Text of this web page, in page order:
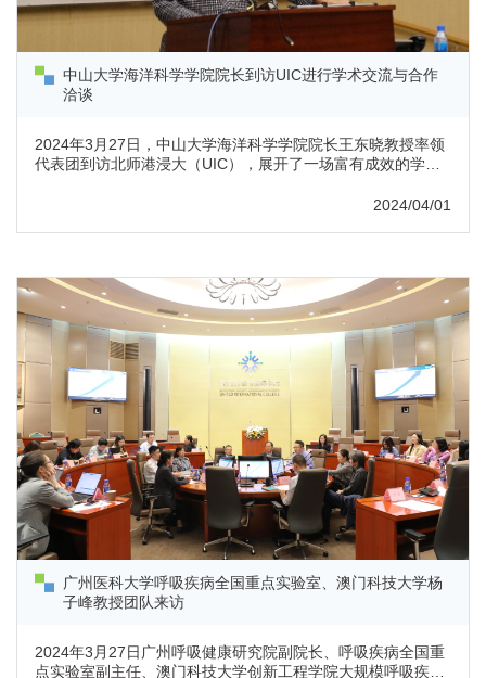
中山大学海洋科学学院院长到访UIC进行学术交流与合作
洽谈
2024年3月27日，中山大学海洋科学学院院长王东晓教授率领
代表团到访北师港浸大（UIC），展开了一场富有成效的学术
副系主任詹肇泰副教授之邀，王东晓教授为UIC师生作了题
学领域的前沿技术与研究成果...
2024/04/01
广州医科大学呼吸疾病全国重点实验室、澳门科技大学杨
子峰教授团队来访
2024年3月27日广州呼吸健康研究院副院长、呼吸疾病全国重
点实验室副主任、澳门科技大学创新工程学院大规模呼吸疾病